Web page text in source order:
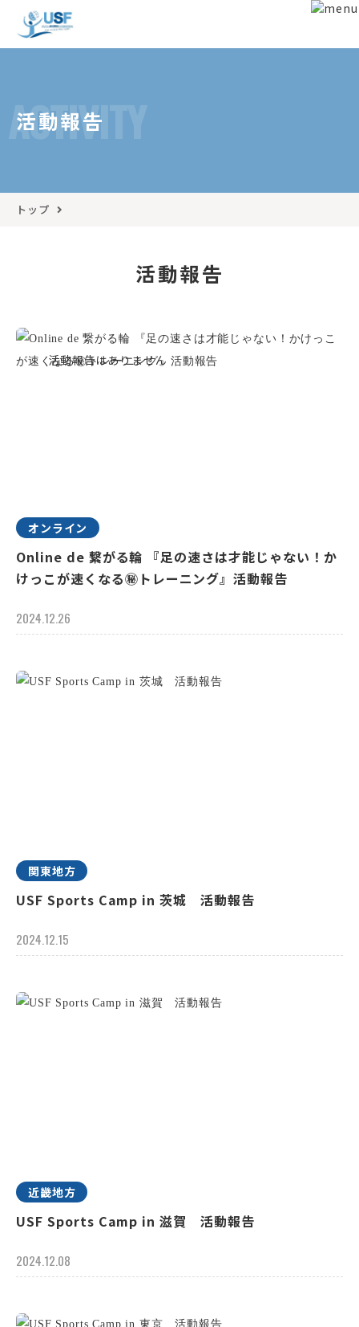
ACTIVITY
活動報告
トップ
活動報告
オンライン
Online de 繋がる輪 『足の速さは才能じゃない！か
けっこが速くなる㊙トレーニング』活動報告
2024.12.26
関東地方
USF Sports Camp in 茨城 活動報告
2024.12.15
近畿地方
USF Sports Camp in 滋賀 活動報告
2024.12.08